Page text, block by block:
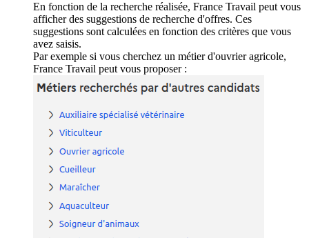
En fonction de la recherche réalisée, France Travail peut vous
afficher des suggestions de recherche d'offres. Ces
suggestions sont calculées en fonction des critères que vous
avez saisis.
Par exemple si vous cherchez un métier d'ouvrier agricole,
France Travail peut vous proposer :